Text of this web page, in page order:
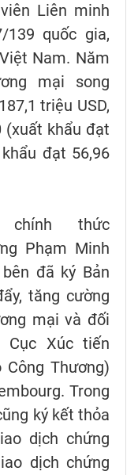
Liên minh
quốc gia,
Nam. Năm
mại song
triệu USD,
(xuất khẩu đạt
đạt 56,96
chính thức
Phạm Minh
đã ký Bản
tăng cường
mại và đối
Cục Xúc tiến
Thương)
Trong
ký kết thỏa
dịch chứng
dịch chứng